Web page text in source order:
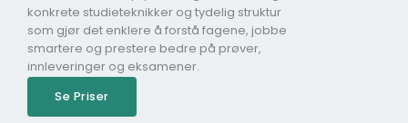
konkrete studieteknikker og tydelig struktur
som gjør det enklere å forstå fagene, jobbe
smartere og prestere bedre på prøver,
innleveringer og eksamener.
Se Priser